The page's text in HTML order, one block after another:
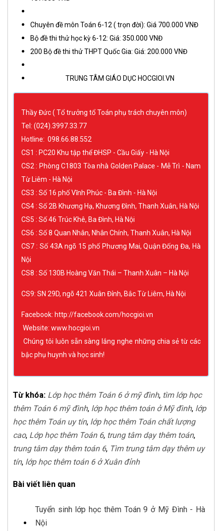
Chuyên đề môn Toán 6-12 ( trọn đời): Giá 700.000 VNĐ
Bộ đề thi thử học kỳ 6-12: Giá: 350.000 VNĐ
200 Bộ đề thi thử THPT Quốc Gia: Giá: 200.000 VNĐ
TRUNG TÂM GIÁO DỤC HOCGIOI.VN
Thầy Đức ( Tổ trưởng tổ Toán phụ trách chuyên môn)
Tel: (024).3997.33.77
Hotline: 098.66.88.552
CS1 : PC20 Khu tập thể ĐHSP - Cầu Giấy - Hà Nội
CS2 : Phòng C1803 Tòa nhà Golden Palace - Mễ Trì - Nam
Từ Liêm - Hà Nội
CS3 : Số 16 phố Vĩnh Phúc - Ba Đình - Hà Nội
CS4 : Số 2B Khương Hạ, Khương Đình, Thanh Xuân, Hà Nội
CS5 : Số 46 Trúc Khê, Ba Đình, Hà Nội
CS6 : Số 8 Quan Nhân, Nhân Chính, Thanh Xuân, Hà Nội
CS7 : Số 43A ngõ 15 phố Phương Mai, Quận Đống Đa, Hà
Nội
CS8 : Số 130B Hoàng Văn Thái – Thanh Xuân – Hà Nội
CS9: SN 29D, ngõ 421 Xuân Đỉnh, Bắc Từ Liêm, Hà Nội
Facebook: http://facebook.com/hocgioi.vn
Website: www.hocgioi.vn
Chúng tôi luôn sẵn sàng lắng nghe những chia sẻ từ các
bậc phụ huynh và học sinh!
Từ khóa: Lớp học thêm Toán 6 ở mỹ đình, tìm lớp học
thêm Toán 6 mỹ đình, lớp học thêm toán ở Mỹ đình, lớp
học thêm Toán uy tín, lớp học thêm Toán chất lượng
cao, Lớp học thêm Toán 6, trung tâm dạy thêm toán,
trung tâm dạy thêm toán 6, Tìm trung tâm dạy thêm uy
tín, lớp học thêm toán 6 ở Xuân đỉnh
Bài viết liên quan
Tuyển sinh lớp học thêm Toán 9 ở Mỹ Đình - Hà
Nội